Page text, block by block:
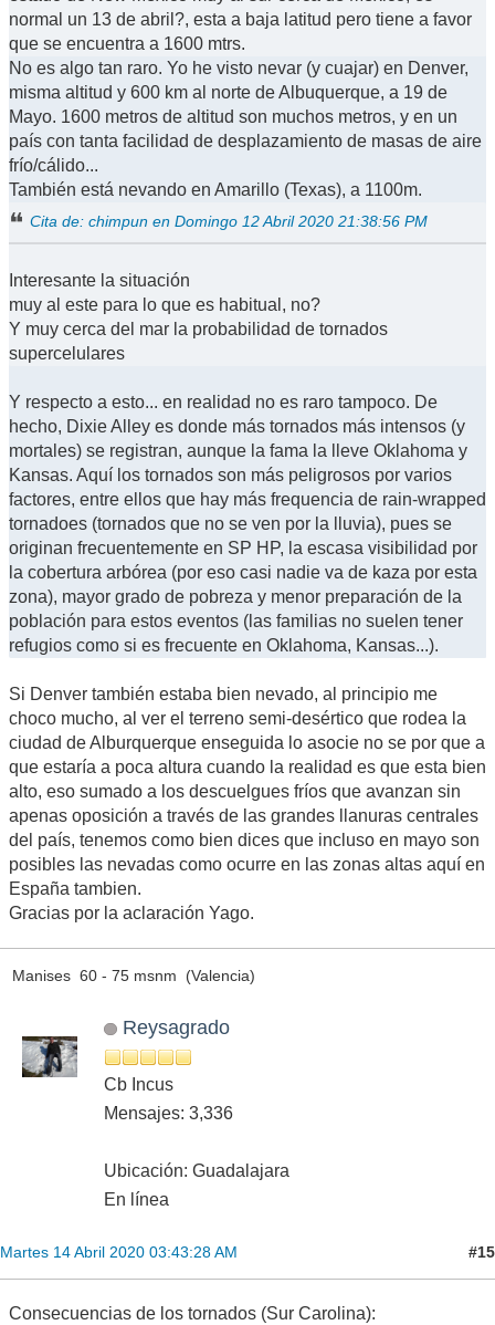
normal un 13 de abril?, esta a baja latitud pero tiene a favor
que se encuentra a 1600 mtrs.
No es algo tan raro. Yo he visto nevar (y cuajar) en Denver,
misma altitud y 600 km al norte de Albuquerque, a 19 de
Mayo. 1600 metros de altitud son muchos metros, y en un
país con tanta facilidad de desplazamiento de masas de aire
frío/cálido...
También está nevando en Amarillo (Texas), a 1100m.
Cita de: chimpun en Domingo 12 Abril 2020 21:38:56 PM
Interesante la situación
muy al este para lo que es habitual, no?
Y muy cerca del mar la probabilidad de tornados
supercelulares
Y respecto a esto... en realidad no es raro tampoco. De
hecho, Dixie Alley es donde más tornados más intensos (y
mortales) se registran, aunque la fama la lleve Oklahoma y
Kansas. Aquí los tornados son más peligrosos por varios
factores, entre ellos que hay más frequencia de rain-wrapped
tornadoes (tornados que no se ven por la lluvia), pues se
originan frecuentemente en SP HP, la escasa visibilidad por
la cobertura arbórea (por eso casi nadie va de kaza por esta
zona), mayor grado de pobreza y menor preparación de la
población para estos eventos (las familias no suelen tener
refugios como si es frecuente en Oklahoma, Kansas...).
Si Denver también estaba bien nevado, al principio me
choco mucho, al ver el terreno semi-desértico que rodea la
ciudad de Alburquerque enseguida lo asocie no se por que a
que estaría a poca altura cuando la realidad es que esta bien
alto, eso sumado a los descuelgues fríos que avanzan sin
apenas oposición a través de las grandes llanuras centrales
del país, tenemos como bien dices que incluso en mayo son
posibles las nevadas como ocurre en las zonas altas aquí en
España tambien.
Gracias por la aclaración Yago.
Manises 60 - 75 msnm (Valencia)
Reysagrado
Cb Incus
Mensajes: 3,336
Ubicación: Guadalajara
En línea
Martes 14 Abril 2020 03:43:28 AM #15
Consecuencias de los tornados (Sur Carolina):